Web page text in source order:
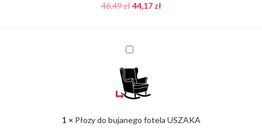
46,49zł 44,17 zł
Płozy
bujanego
fotela
USZAKA
1 × Płozy do bujanego fotela USZAKA